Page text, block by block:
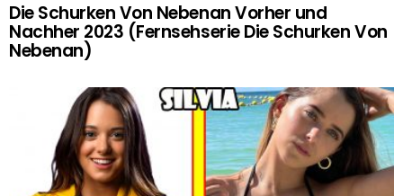
Die Schurken Von Nebenan Vorher und
Nachher 2023 (Fernsehserie Die Schurken Von
Nebenan)